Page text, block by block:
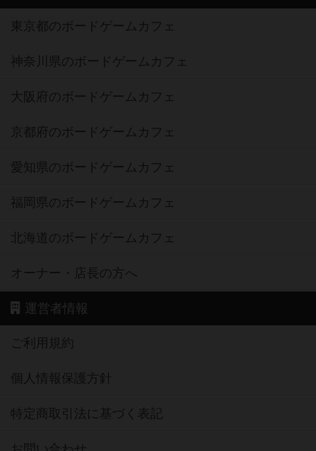
東京都のボードゲームカフェ
神奈川県のボードゲームカフェ
大阪府のボードゲームカフェ
京都府のボードゲームカフェ
愛知県のボードゲームカフェ
福岡県のボードゲームカフェ
北海道のボードゲームカフェ
オーナー・店長の方へ
運営者情報
ご利用規約
個人情報保護方針
特定商取引法に基づく表記